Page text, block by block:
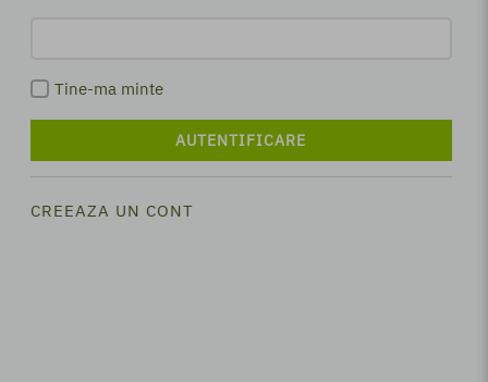
Tine-ma minte
AUTENTIFICARE
CREEAZA UN CONT